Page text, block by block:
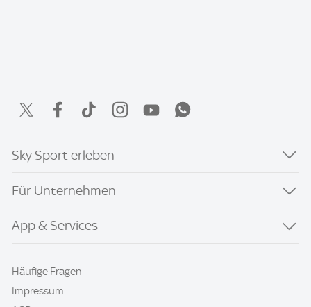
Sky Sport erleben
Für Unternehmen
App & Services
Häufige Fragen
Impressum